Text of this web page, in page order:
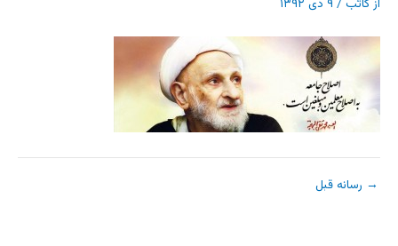
از کاتب / ۹ دی ۱۳۹۲
→ رسانه قبل